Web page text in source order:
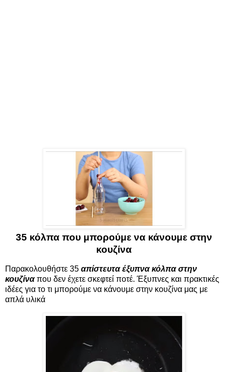
35 κόλπα που μπορούμε να κάνουμε στην
κουζίνα
Παρακολουθήστε 35 απίστευτα έξυπνα κόλπα στην
κουζίναπου δεν έχετε σκεφτεί ποτέ. Έξυπνες και πρακτικές
ιδέες για το τι μπορούμε να κάνουμε στην κουζίνα μας με
απλά υλικά